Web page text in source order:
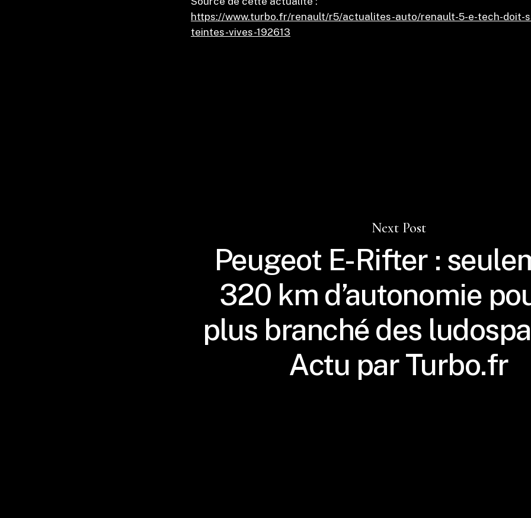
https://www.turbo.fr/renault/r5/actualites-auto/renault-5-e-tech-doit-
teintes-vives-192613
Next Post
Peugeot E-Rifter :
320 km d’autonomie
plus branché des
Actu par Turbo.fr